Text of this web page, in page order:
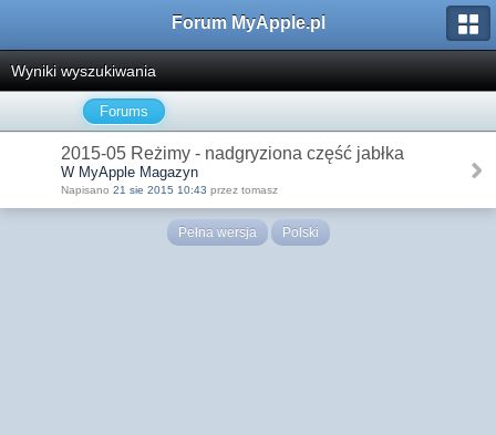
Forum MyApple.pl
Wyniki wyszukiwania
Forums
2015-05 Reżimy - nadgryziona część jabłka
W MyApple Magazyn
Napisano 21 sie 2015 10:43 przez tomasz
Pełna wersja Polski